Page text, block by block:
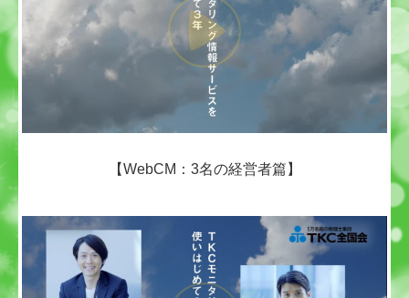
【WebCM：3名の経営者篇】